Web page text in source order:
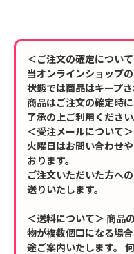
＜ご注文の確定につい
当オンラインショップ
状態では商品はキープさ
商品はご注文の確定時
了承の上ご利用ください
＜受注メールについて＞
火曜日はお問い合わせ
おります。
ご注文いただいた方へ
送りいたします。
＜送料について＞ 商品
物が複数個口になる場
途ご案内いたします。